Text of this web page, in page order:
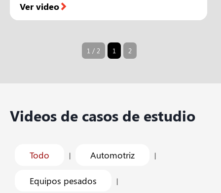
Ver video
1 / 2 1 2
Videos de casos de estudio
Todo | Automotriz |
Equipos pesados |